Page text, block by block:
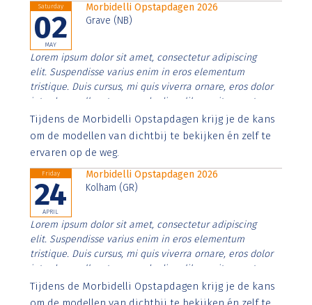
Saturday
02
MAY
Morbidelli Opstapdagen 2026
Grave (NB)
Lorem ipsum dolor sit amet, consectetur adipiscing
elit. Suspendisse varius enim in eros elementum
tristique. Duis cursus, mi quis viverra ornare, eros dolor
interdum nulla, ut commodo diam libero vitae erat.
Aenean faucibus nibh et justo cursus id rutrum lorem
imperdiet. Nunc ut sem vitae risus tristique posuere.
Tijdens de Morbidelli Opstapdagen krijg je de kans
om de modellen van dichtbij te bekijken én zelf te
ervaren op de weg.
Friday
24
APRIL
Morbidelli Opstapdagen 2026
Kolham (GR)
Lorem ipsum dolor sit amet, consectetur adipiscing
elit. Suspendisse varius enim in eros elementum
tristique. Duis cursus, mi quis viverra ornare, eros dolor
interdum nulla, ut commodo diam libero vitae erat.
Aenean faucibus nibh et justo cursus id rutrum lorem
imperdiet. Nunc ut sem vitae risus tristique posuere.
Tijdens de Morbidelli Opstapdagen krijg je de kans